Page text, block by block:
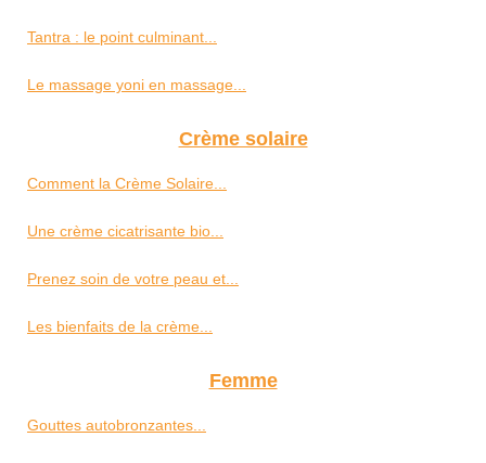
Tantra : le point culminant...
Le massage yoni en massage...
Crème solaire
Comment la Crème Solaire...
Une crème cicatrisante bio...
Prenez soin de votre peau et...
Les bienfaits de la crème...
Femme
Gouttes autobronzantes...